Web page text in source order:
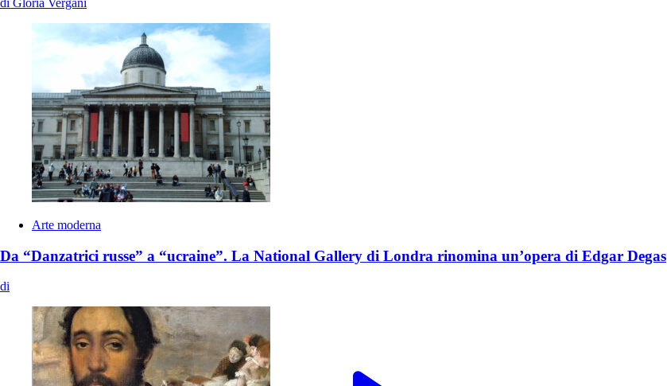
di Gloria Vergani
Arte moderna
Da “Danzatrici russe” a “ucraine”. La National Gallery di Londra rinomina un’opera di Edgar Degas
di